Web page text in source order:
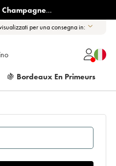
Champagne...
per una consegna in:
🍇 Bordeaux En Primeurs